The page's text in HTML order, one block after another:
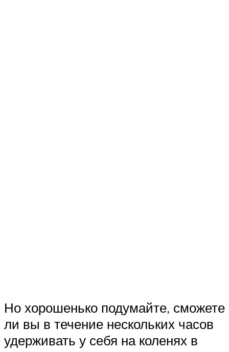
Но хорошенько подумайте, сможете
ли вы в течение нескольких часов
удерживать у себя на коленях в